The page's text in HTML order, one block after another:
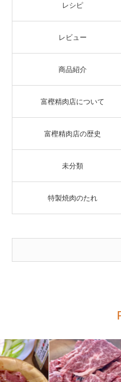
レシピ
レビュー
商品紹介
富樫精肉店について
富樫精肉店の歴史
未分類
特製焼肉のたれ